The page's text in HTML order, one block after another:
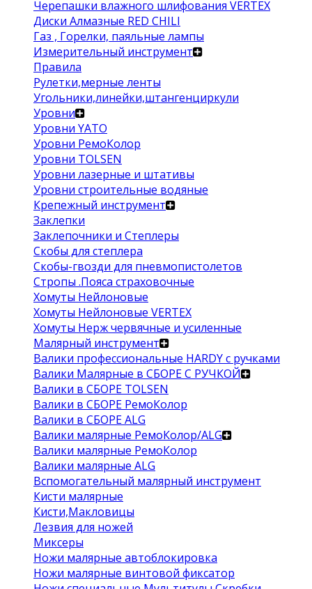
Черепашки влажного шлифования VERTEX
Диски Алмазные RED CHILI
Газ , Горелки, паяльные лампы
Измерительный инструмент
Правила
Рулетки,мерные ленты
Угольники,линейки,штангенциркули
Уровни
Уровни YATO
Уровни РемоКолор
Уровни TOLSEN
Уровни лазерные и штативы
Уровни строительные водяные
Крепежный инструмент
Заклепки
Заклепочники и Степлеры
Скобы для степлера
Скобы-гвозди для пневмопистолетов
Стропы .Пояса страховочные
Хомуты Нейлоновые
Хомуты Нейлоновые VERTEX
Хомуты Нерж червячные и усиленные
Малярный инструмент
Валики профессиональные HARDY с ручками
Валики Малярные в СБОРЕ С РУЧКОЙ
Валики в СБОРЕ TOLSEN
Валики в СБОРЕ РемоКолор
Валики в СБОРЕ ALG
Валики малярные РемоКолор/ALG
Валики малярные РемоКолор
Валики малярные ALG
Вспомогательный малярный инструмент
Кисти малярные
Кисти,Макловицы
Лезвия для ножей
Миксеры
Ножи малярные автоблокировка
Ножи малярные винтовой фиксатор